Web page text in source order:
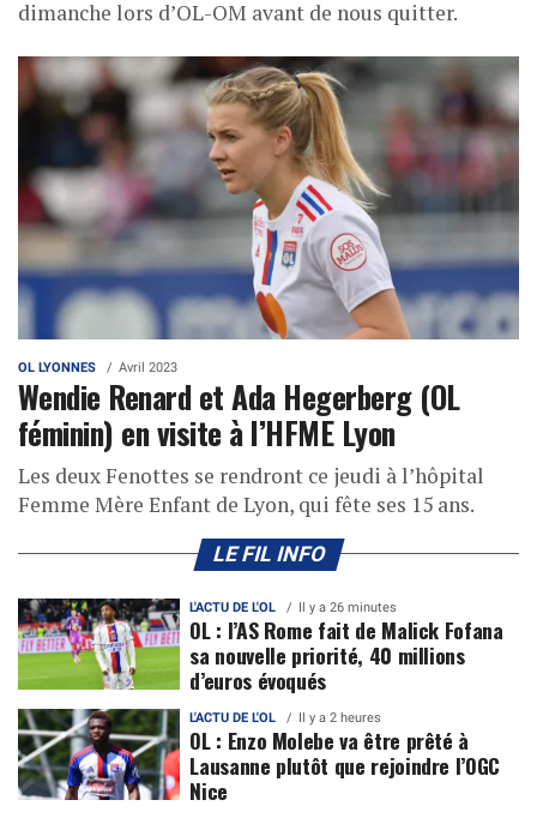
dimanche lors d’OL-OM avant de nous quitter.
OL LYONNES Avril 2023
Wendie Renard et Ada Hegerberg (OL
féminin) en visite à l’HFME Lyon
Les deux Fenottes se rendront ce jeudi à l’hôpital
Femme Mère Enfant de Lyon, qui fête ses 15 ans.
LE FIL INFO
L'ACTU DE L'OL Il y a 26 minutes
OL : l’AS Rome fait de Malick Fofana
sa nouvelle priorité, 40 millions
d’euros évoqués
L'ACTU DE L'OL Il y a 2 heures
OL : Enzo Molebe va être prêté à
Lausanne plutôt que rejoindre l’OGC
Nice